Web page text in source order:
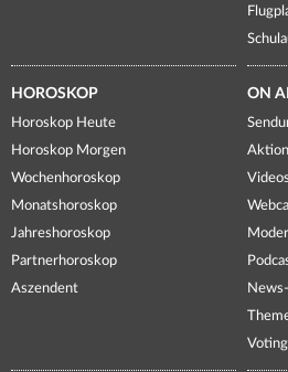
HOROSKOP
Horoskop Heute
Horoskop Morgen
Wochenhoroskop
Monatshoroskop
Jahreshoroskop
Partnerhoroskop
Aszendent
ON
Videos
Voting